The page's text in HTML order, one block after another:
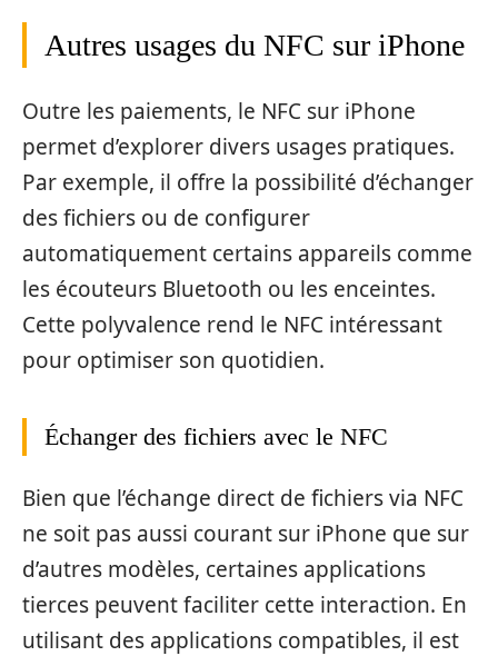
Autres usages du NFC sur iPhone
Outre les paiements, le NFC sur iPhone
permet d’explorer divers usages pratiques.
Par exemple, il offre la possibilité d’échanger
des fichiers ou de configurer
automatiquement certains appareils comme
les écouteurs Bluetooth ou les enceintes.
Cette polyvalence rend le NFC intéressant
pour optimiser son quotidien.
Échanger des fichiers avec le NFC
Bien que l’échange direct de fichiers via NFC
ne soit pas aussi courant sur iPhone que sur
d’autres modèles, certaines applications
tierces peuvent faciliter cette interaction. En
utilisant des applications compatibles, il est